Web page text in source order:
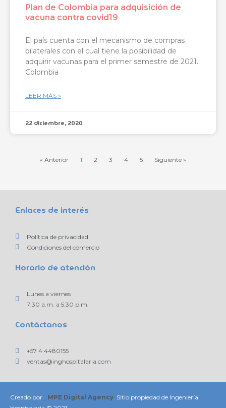
Plan de Colombia para adquisición de
vacuna contra covid19
El país cuenta con el mecanismo de compras
bilaterales con el cual tiene la posibilidad de
adquirir vacunas para el primer semestre de 2021.
Colombia
LEER MÁS »
22 diciembre, 2020
« Anterior 1 2 3 4 5 Siguiente »
Enlaces de interés
Política de privacidad
Condiciones del comercio
Horario de atención
Lunes a viernes
7:30 a.m. a 5:30 p.m.
Contáctanos
+57 4 4480155
ventas@inghospitalaria.com
Creado por MPE Digital Agency. Sitio propiedad de Ingeniería